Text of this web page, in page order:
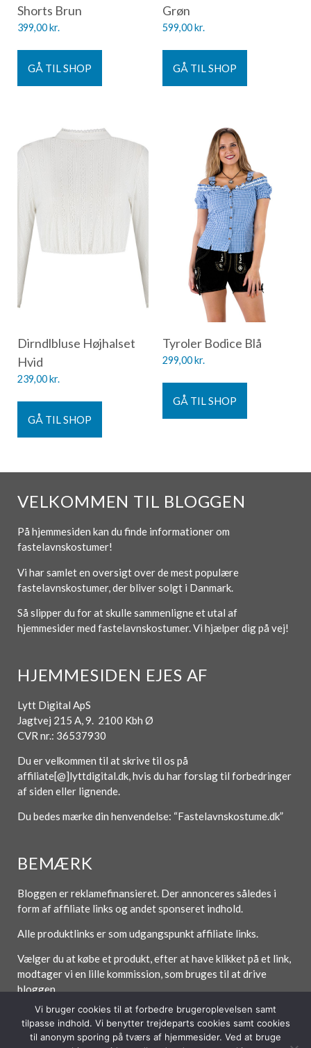
Shorts Brun
399,00kr.
GÅ TIL SHOP
Grøn
599,00kr.
GÅ TIL SHOP
Dirndlbluse Højhalset
Hvid
239,00kr.
GÅ TIL SHOP
Tyroler Bodice Blå
299,00kr.
GÅ TIL SHOP
VELKOMMEN TIL BLOGGEN
På hjemmesiden kan du finde informationer om
fastelavnskostumer!
Vi har samlet en oversigt over de mest populære
fastelavnskostumer, der bliver solgt i Danmark.
Så slipper du for at skulle sammenligne et utal af
hjemmesider med fastelavnskostumer. Vi hjælper dig på vej!
HJEMMESIDEN EJES AF
Lytt Digital ApS
Jagtvej 215 A, 9. 2100 Kbh Ø
CVR nr.: 36537930
Du er velkommen til at skrive til os på
affiliate[@]lyttdigital.dk, hvis du har forslag til forbedringer
af siden eller lignende.
Du bedes mærke din henvendelse: “Fastelavnskostume.dk”
BEMÆRK
Bloggen er reklamefinansieret. Der annonceres således i
form af affiliate links og andet sponseret indhold.
Alle produktlinks er som udgangspunkt affiliate links.
Vælger du at købe et produkt, efter at have klikket på et link,
modtager vi en lille kommission, som bruges til at drive
bloggen.
Vi bruger cookies til at forbedre brugeroplevelsen samt
tilpasse indhold. Vi benytter trejdeparts cookies samt cookies
til anonym sporing på tværs af hjemmesider. Ved at bruge